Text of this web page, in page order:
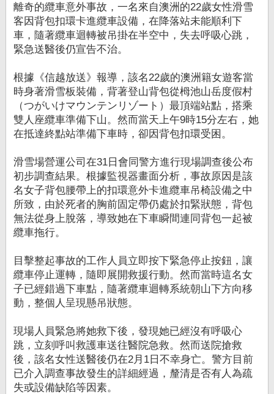
離奇的纜車意外事故，一名來自澳洲的22歲女性滑雪
客因背包扣環卡進纜車設備，在降落站未能順利下
車，隨著纜車迴轉被吊掛在半空中，失去呼吸心跳，
緊急送醫後仍宣告不治。
根據《信越放送》報導，該名22歲的澳洲籍女遊客當
時身著滑雪板裝備，背著登山背包從栂池山岳度假村
（つがいけマウンテンリゾート）最頂端站點，搭乘
雙人座纜車準備下山。然而當天上午9時15分左右，她
在抵達終點站準備下車時，卻因背包扣環受困。
滑雪場營運公司在31日會同警方進行現場調查後公布
初步調查結果。根據監視器畫面分析，事故原因是該
名女子背包腰帶上的扣環意外卡進纜車吊椅設備之中
所致，由於死者的胸前固定帶仍處於扣緊狀態，背包
無法從身上脫落，導致她在下車瞬間連同背包一起被
纜車拖行。
目擊整起事故的工作人員立即按下緊急停止按鈕，讓
纜車停止運轉，隨即展開救援行動。然而當時這名女
子已經錯過下車點，隨著纜車迴轉系統朝山下方向移
動，整個人呈現懸吊狀態。
現場人員緊急將她救下後，發現她已經沒有呼吸心
跳，立刻呼叫救護車送往醫院急救。然而送院搶救
後，該名女性送醫後仍在2月1日不幸身亡。警方目前
已介入調查事故發生的詳細經過，釐清是否有人為疏
失或設備缺陷等因素。